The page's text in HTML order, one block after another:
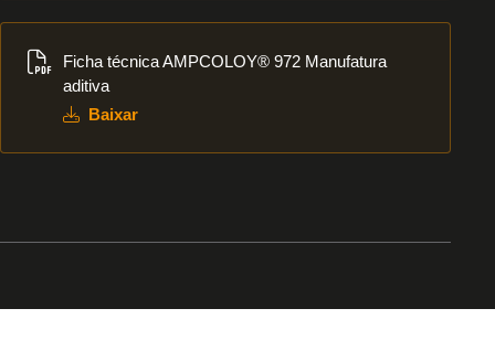
Ficha técnica AMPCOLOY® 972 Manufatura
aditiva
Baixar